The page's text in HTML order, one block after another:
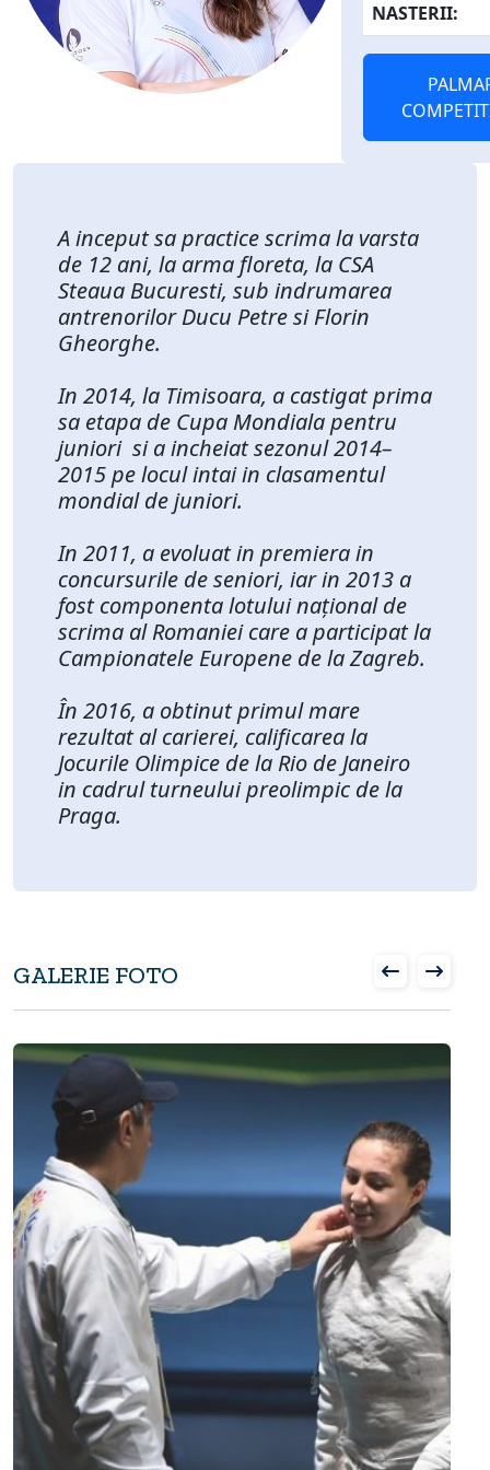
NASTERII:
A inceput sa practice scrima la varsta
de 12 ani, la arma floreta, la CSA
Steaua Bucuresti, sub indrumarea
antrenorilor Ducu Petre si Florin
Gheorghe.
In 2014, la Timisoara, a castigat prima
sa etapa de Cupa Mondiala pentru
juniori si a incheiat sezonul 2014–
2015 pe locul intai in clasamentul
mondial de juniori.
In 2011, a evoluat in premiera in
concursurile de seniori, iar in 2013 a
fost componenta lotului național de
scrima al Romaniei care a participat la
Campionatele Europene de la Zagreb.
În 2016, a obtinut primul mare
rezultat al carierei, calificarea la
Jocurile Olimpice de la Rio de Janeiro
in cadrul turneului preolimpic de la
Praga.
GALERIE FOTO